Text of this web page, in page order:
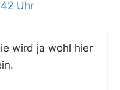
Uhr
wird ja wohl hier